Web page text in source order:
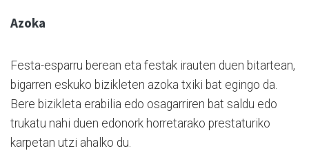
Azoka
Festa-esparru berean eta festak irauten duen bitartean,
bigarren eskuko bizikleten azoka txiki bat egingo da.
Bere bizikleta erabilia edo osagarriren bat saldu edo
trukatu nahi duen edonork horretarako prestaturiko
karpetan utzi ahalko du.